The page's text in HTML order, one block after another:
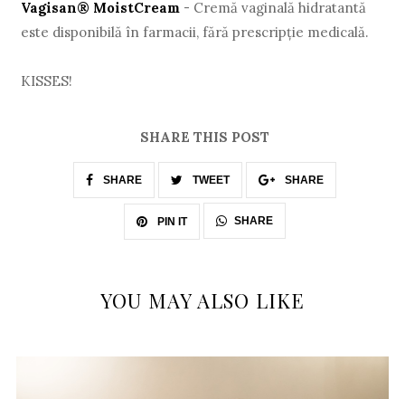
Vagisan® MoistCream - Cremă vaginală hidratantă
este disponibilă în farmacii, fără prescripţie medicală.
KISSES!
SHARE THIS POST
SHARE TWEET SHARE
PIN IT SHARE
YOU MAY ALSO LIKE